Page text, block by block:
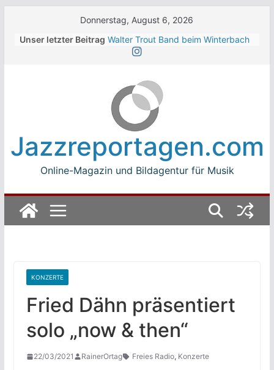
Donnerstag, August 6, 2026
Unser letzter Beitrag Walter Trout Band beim Winterbach
Zeltspektakel 2026
Jean-Michel Jarre bei den jazz open
Modena auf der Piazza Roma 2026
Beth Hart
Luca Carboni bei den jazz open
Modena auf der Piazza Roma 2026
Jazzreportagen.com
Online-Magazin und Bildagentur für Musik
KONZERTE
Fried Dähn präsentiert
solo „now & then“
22/03/2021 RainerOrtag Freies Radio, Konzerte